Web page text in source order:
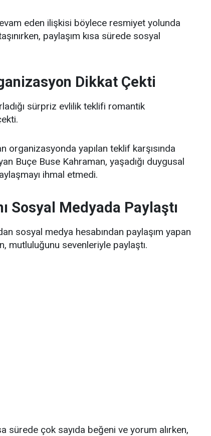
eden ilişkisi böylece resmiyet yolunda
paylaşım kısa sürede sosyal
Dikkat Çekti
sürpriz evlilik teklifi romantik
organizasyonda yapılan teklif karşısında
Buçe Buse Kahraman, yaşadığı duygusal
ihmal etmedi.
Sosyal Medyada Paylaştı
sosyal medya hesabından paylaşım yapan
mutluluğunu sevenleriyle paylaştı.
sürede çok sayıda beğeni ve yorum alırken,